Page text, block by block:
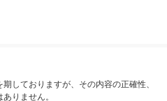
しておりますが、その内容の正確性、
りません。